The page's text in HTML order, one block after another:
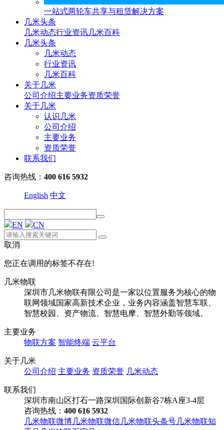
一站式两轮车共享与租赁解决方案
几米头条
几米动态行业资讯几米百科
几米头条
几米动态
行业资讯
几米百科
关于几米
公司介绍主要业务资质荣誉
关于几米
认识几米
公司介绍
主要业务
资质荣誉
联系我们
咨询热线： 400 616 5932
English 中文
EN CN
取消
您正在调用的标签不存在!
几米物联
深圳市几米物联有限公司是一家以位置服务为核心的物
联网领域国家高新技术企业，业务内容涵盖智慧车联、
智慧校园、资产物流、智慧电摩、智慧外勤等领域。
主要业务
物联方案 智能终端 云平台
关于几米
公司介绍 主要业务 资质荣誉 几米动态
联系我们
深圳市南山区打石一路深圳国际创新谷7栋A座3-4层
咨询热线： 400 616 5932
几米物联微博几米物联微信几米物联头条号几米物联知